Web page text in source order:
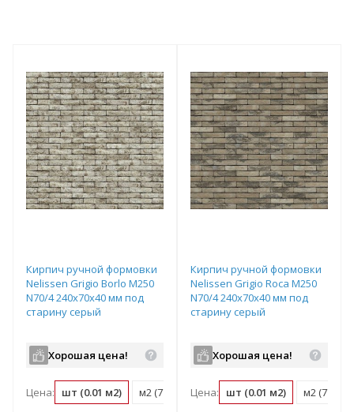
Кирпич ручной формовки
Nelissen Grigio Borlo М250
N70/4 240х70х40 мм под
старину серый
Хорошая цена!
Цена: шт (0.01 м2) м2 (77 шт) поддон (724 шт)
Кирпич ручной формовки
Nelissen Grigio Roca М250
N70/4 240х70х40 мм под
старину серый
Хорошая цена!
Цена: шт (0.01 м2) м2 (77 шт)